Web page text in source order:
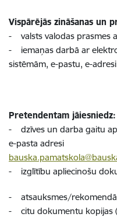
Vispārējās zināšanas un
-
valsts valodas prasmes
-
iemaņas darbā ar
sistēmām, e-pastu, e-
Pretendentam jāiesniedz:
- dzīves un darba gaitu
e-pasta adresi
- izglītību apliecinošu
- atsauksmes/
- citu dokumentu kopijas